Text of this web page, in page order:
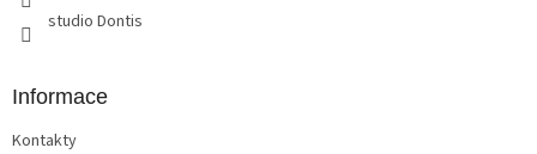
studio Dontis
Informace
Kontakty